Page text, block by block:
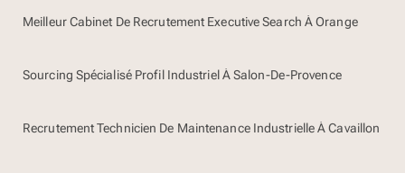
Meilleur Cabinet De Recrutement Executive Search À Orange
Sourcing Spécialisé Profil Industriel À Salon-De-Provence
Recrutement Technicien De Maintenance Industrielle À Cavaillon